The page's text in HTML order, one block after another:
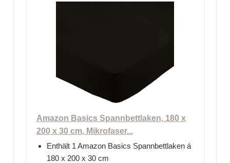
Amazon Basics Spannbettlaken, 180 x
200 x 30 cm, Mikrofaser...
Enthält 1 Amazon Basics Spannbettlaken á
180 x 200 x 30 cm